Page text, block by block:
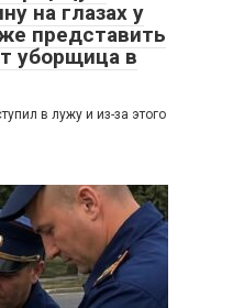
на глазах у
представить
уборщица в
в лужу и из-за этого